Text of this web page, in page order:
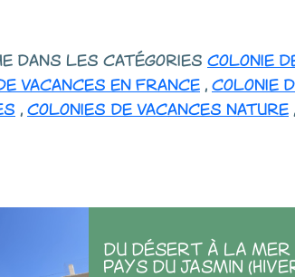
dans les catégories colonie
vacances en france ,colonie
,colonies de vacances nature ,
DU DÉSERT À LA MER
PAYS DU JASMIN